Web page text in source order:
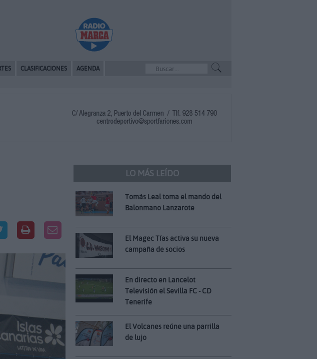
CLASIFICACIONES
AGENDA
LO MÁS LEÍDO
Tomás Leal toma el mando del
Balonmano Lanzarote
El Magec Tías activa su nueva
campaña de socios
En directo en Lancelot
Televisión el Sevilla FC - CD
Tenerife
El Volcanes reúne una parrilla
de lujo